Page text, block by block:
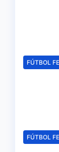
FÚTBOL
FÚTBOL